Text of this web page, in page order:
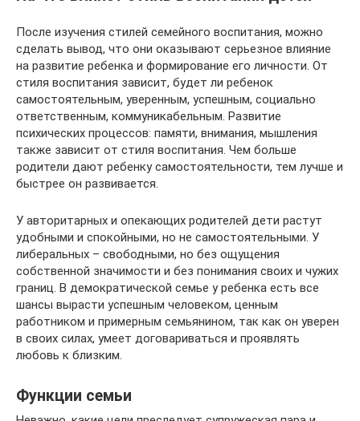
После изучения стилей семейного воспитания, можно
сделать вывод, что они оказывают серьезное влияние
на развитие ребенка и формирование его личности. От
стиля воспитания зависит, будет ли ребенок
самостоятельным, уверенным, успешным, социально
ответственным, коммуникабельным. Развитие
психических процессов: памяти, внимания, мышления
также зависит от стиля воспитания. Чем больше
родители дают ребенку самостоятельности, тем лучше и
быстрее он развивается.
У авторитарных и опекающих родителей дети растут
удобными и спокойными, но не самостоятельными. У
либеральных – свободными, но без ощущения
собственной значимости и без понимания своих и чужих
границ. В демократической семье у ребенка есть все
шансы вырасти успешным человеком, ценным
работником и примерным семьянином, так как он уверен
в своих силах, умеет договариваться и проявлять
любовь к близким.
Функции семьи